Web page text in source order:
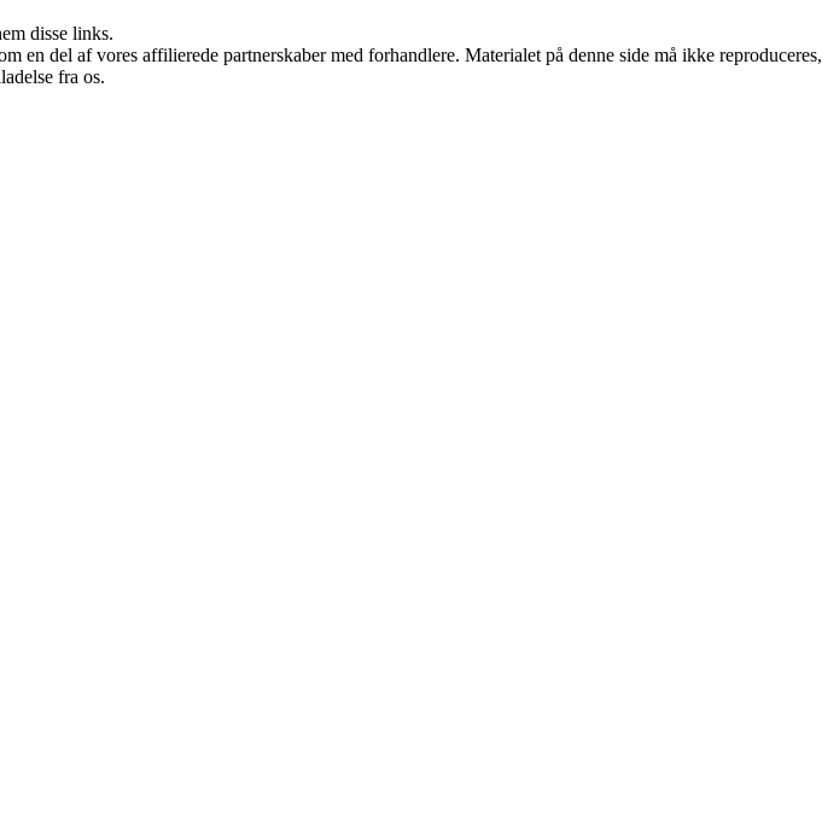
disse links.
del af vores affilierede partnerskaber med forhandlere. Materialet på denne side må ikke reproduceres,
fra os.